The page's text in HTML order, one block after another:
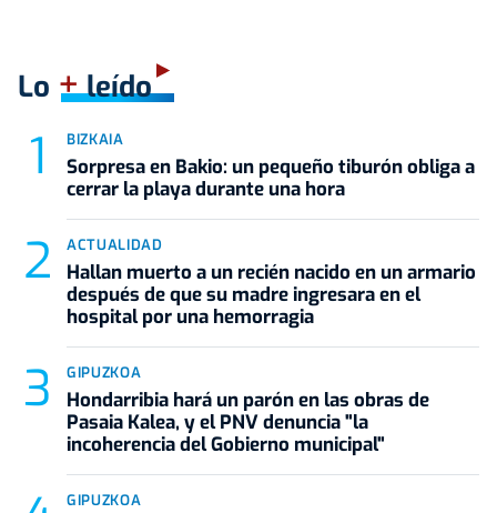
Lo +leído
BIZKAIA
Sorpresa en Bakio: un pequeño tiburón obliga a
cerrar la playa durante una hora
ACTUALIDAD
Hallan muerto a un recién nacido en un armario
después de que su madre ingresara en el
hospital por una hemorragia
GIPUZKOA
Hondarribia hará un parón en las obras de
Pasaia Kalea, y el PNV denuncia "la
incoherencia del Gobierno municipal"
GIPUZKOA